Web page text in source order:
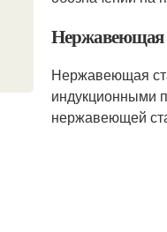
Нержавеющая
Нержавеющая
индукционными
нержавеющей